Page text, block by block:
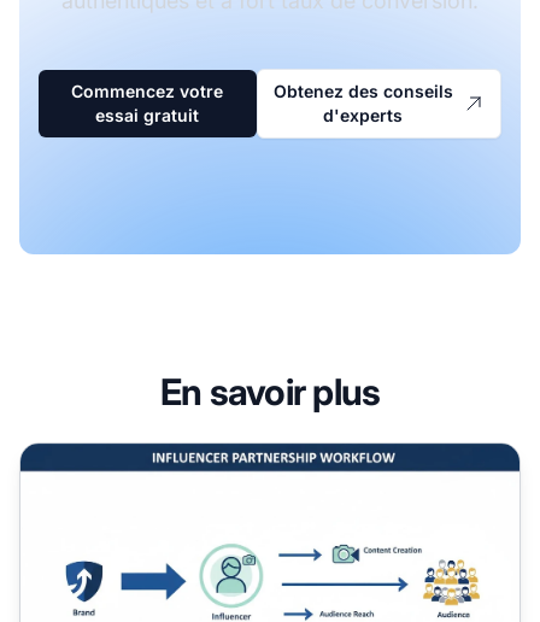
Commencez votre
essai gratuit
Obtenez des conseils
d'experts
En savoir plus
Qu'est-ce qu'un partenariat avec un influenceur ?